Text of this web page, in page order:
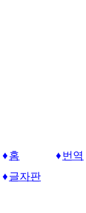
홈 번역
글자판